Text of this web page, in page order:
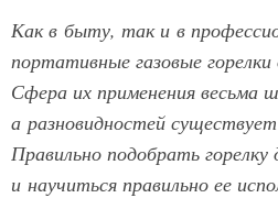
Как в быту, так и в
портативные газовые горелки
Сфера их применения весьма
а разновидностей существует
Правильно подобрать
и научиться правильно ее